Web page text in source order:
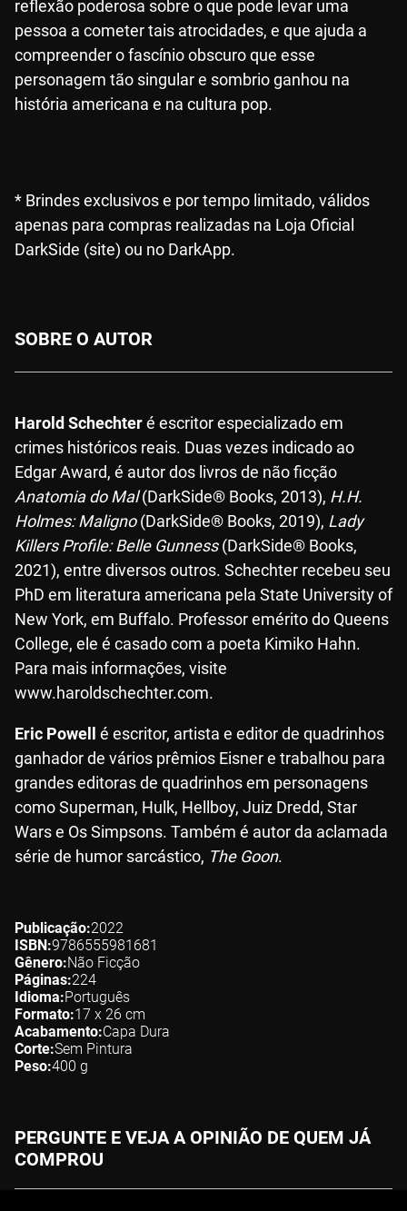
reflexão poderosa sobre o que pode levar uma
pessoa a cometer tais atrocidades, e que ajuda a
compreender o fascínio obscuro que esse
personagem tão singular e sombrio ganhou na
história americana e na cultura pop.
* Brindes exclusivos e por tempo limitado, válidos
apenas para compras realizadas na Loja Oficial
DarkSide (site) ou no DarkApp.
SOBRE O AUTOR
Harold Schechteré escritor especializado em
crimes históricos reais. Duas vezes indicado ao
Edgar Award, é autor dos livros de não ficção
Anatomia do Mal(DarkSide® Books, 2013), H.H.
Holmes: Maligno(DarkSide® Books, 2019), Lady
Killers Profile: Belle Gunness(DarkSide® Books,
2021), entre diversos outros. Schechter recebeu seu
PhD em literatura americana pela State University of
New York, em Buffalo. Professor emérito do Queens
College, ele é casado com a poeta Kimiko Hahn.
Para mais informações, visite
www.haroldschechter.com.
Eric Powell
é escritor, artista e editor de quadrinhos
ganhador de vários prêmios Eisner e trabalhou para
grandes editoras de quadrinhos em personagens
como Superman, Hulk, Hellboy, Juiz Dredd, Star
Wars e Os Simpsons. Também é autor da aclamada
série de humor sarcástico, The Goon.
Publicação 2022
ISBN 9786555981681
Gênero Não Ficção
Páginas 224
Idioma Português
Formato 17 x 26 cm
Acabamento Capa Dura
Corte Sem Pintura
Peso 400 g
PERGUNTE E VEJA A OPINIÃO DE QUEM JÁ
COMPROU